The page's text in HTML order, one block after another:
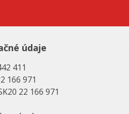
údaje
411
166 971
22 166 971